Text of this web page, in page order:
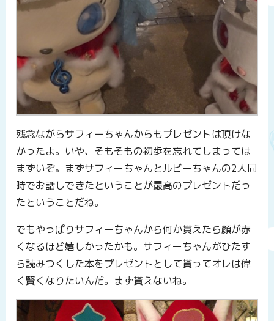
残念ながらサフィーちゃんからもプレゼントは頂けな
かったよ。いや、そもそもの初歩を忘れてしまっては
まずいぞ。まずサフィーちゃんとルビーちゃんの2人同
時でお話しできたということが最高のプレゼントだっ
たということだね。
でもやっぱりサフィーちゃんから何か貰えたら顔が赤
くなるほど嬉しかったかも。サフィーちゃんがひたす
ら読みつくした本をプレゼントとして貰ってオレは偉
く賢くなりたいんだ。まず貰えないね。